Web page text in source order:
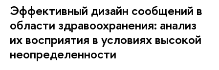
Эффективный дизайн сообщений в
области здравоохранения: анализ
их восприятия в условиях высокой
неопределенности